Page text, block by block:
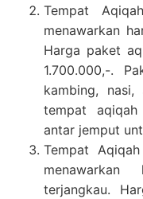
Tempat
menawarkan
Harga paket
1.700.000,-.
kambing, nasi,
tempat
antar jemput
Tempat
terjangkau.